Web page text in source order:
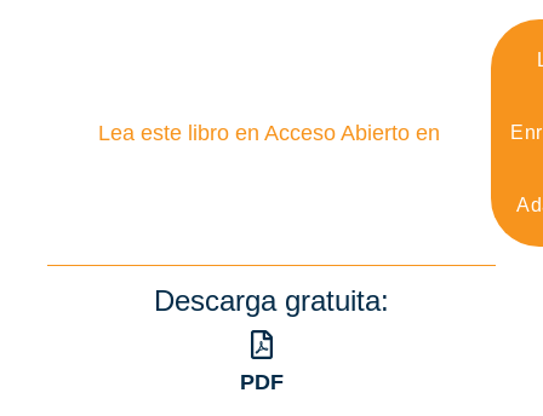
Lea este libro en Acceso Abierto en
Descarga gratuita:
PDF